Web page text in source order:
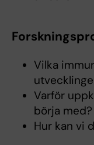
Vilka
Varför
börja med?
Hur kan vi